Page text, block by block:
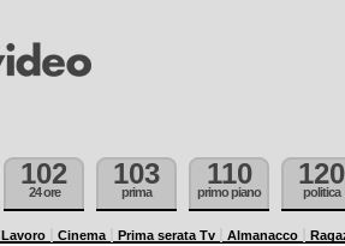
102
24 ore
103
prima
110
primo piano
120
politica
Lavoro Cinema Prima serata Tv Almanacco